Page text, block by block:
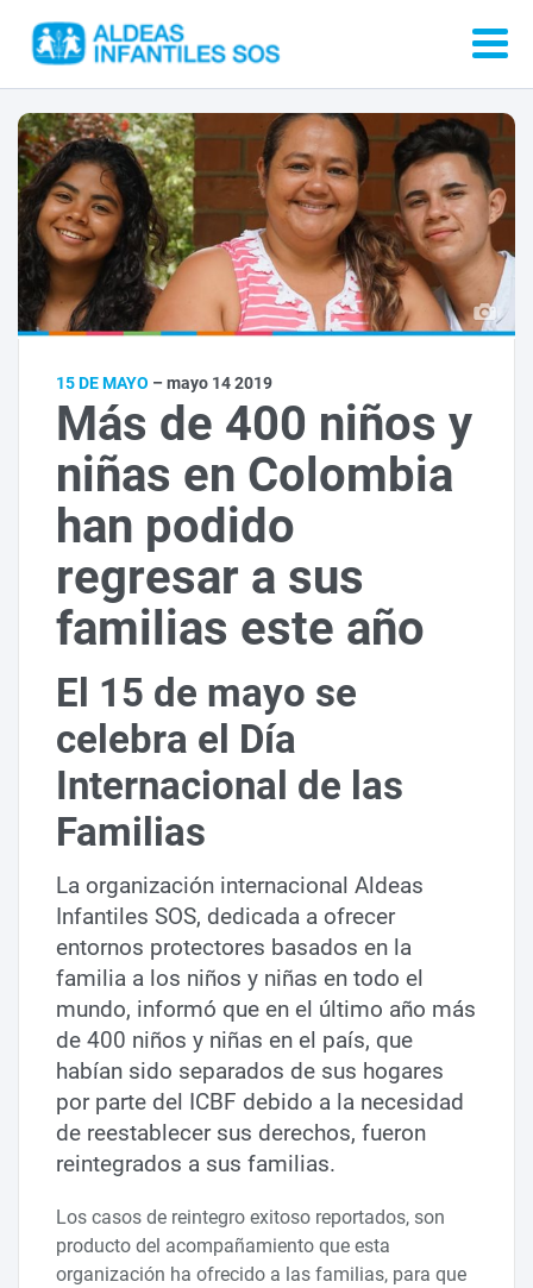
15 DE MAYO – mayo 14 2019
Más de 400 niños y
niñas en Colombia
han podido
regresar a sus
familias este año
El 15 de mayo se
celebra el Día
Internacional de las
Familias
La organización internacional Aldeas
Infantiles SOS, dedicada a ofrecer
entornos protectores basados en la
familia a los niños y niñas en todo el
mundo, informó que en el último año más
de 400 niños y niñas en el país, que
habían sido separados de sus hogares
por parte del ICBF debido a la necesidad
de reestablecer sus derechos, fueron
reintegrados a sus familias.
Los casos de reintegro exitoso reportados, son
producto del acompañamiento que esta
organización ha ofrecido a las familias, para que